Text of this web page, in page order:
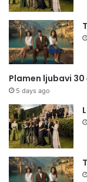
Plamen ljubavi
5 days ago